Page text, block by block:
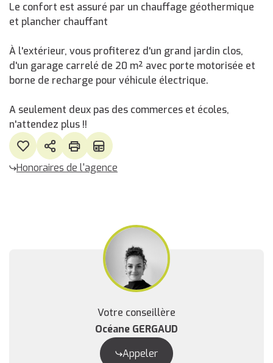
Le confort est assuré par un chauffage géothermique
et plancher chauffant
À l'extérieur, vous profiterez d'un grand jardin clos,
d'un garage carrelé de 20 m² avec porte motorisée et
borne de recharge pour véhicule électrique.
A seulement deux pas des commerces et écoles,
n'attendez plus !!
Honoraires de l'agence
Votre conseillère
Océane GERGAUD
Appeler